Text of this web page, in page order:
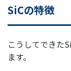
SiCの特徴
こうしてできた
ます。